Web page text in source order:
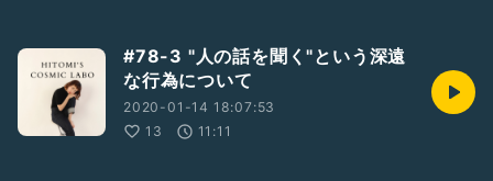
#78-3 "人の話を聞く"という深遠
な行為について
2020-01-14 18:07:53
13
11:11